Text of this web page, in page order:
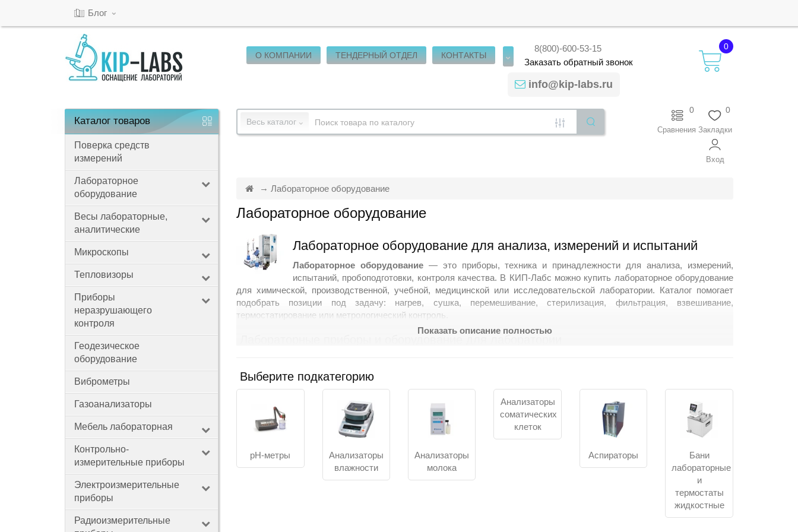
Блог
О КОМПАНИИ ТЕНДЕРНЫЙ ОТДЕЛ КОНТАКТЫ
8(800)-600-53-15
Заказатьобратныйзвонок
info@kip-labs.ru
0
Каталогтоваров
Поверка средств
измерений
Лабораторное
оборудование
Весы лабораторные,
аналитические
Микроскопы
Тепловизоры
Приборы
неразрушающего
контроля
Геодезическое
оборудование
Виброметры
Газоанализаторы
Мебель лабораторная
Контрольно-
измерительные приборы
Электроизмерительные
приборы
Радиоизмерительные
Весь каталог
0
Закладки
0
Сравнения
Вход
Лабораторное оборудование
Лабораторное оборудование
Лабораторное оборудование для анализа, измерений и испытаний
Лабораторное оборудование— это приборы, техника и принадлежности для анализа, измерений,
испытаний, пробоподготовки, контроля качества. В КИП-Лабс можно купить лабораторное оборудование
для химической, производственной, учебной, медицинской или исследовательской лаборатории. Каталог помогает
подобрать позиции под задачу: нагрев, сушка, перемешивание, стерилизация, фильтрация, взвешивание,
термостатирование или метрологический контроль.
лабораторные приборы для измерений, другому — техника для подготовки проб, хранения материалов или обработки
образцов.
В лабораторной практике используют измерительное, аналитическое, общелабораторное оснащение: приборы для
исследования состава, параметров, свойств образцов, устройства для нагрева, охлаждения, разделения, дозирования,
перемешивания.
для нагрева и термообработки — термостаты, водяные бани, плиты, сушильные шкафы, печи;
для измерений и анализа — pH-метры, фотометры, спектрофотометры, титраторы, анализаторы;
для стерильности и хранения — стерилизаторы, холодильники, шкафы, принадлежности.
Показать описание полностью
Выберите подкатегорию
pH-метры
Анализаторы
влажности
Анализаторы
молока
Анализаторы
соматических
клеток
Аспираторы
Бани
лабораторные
и
термостаты
жидкостные